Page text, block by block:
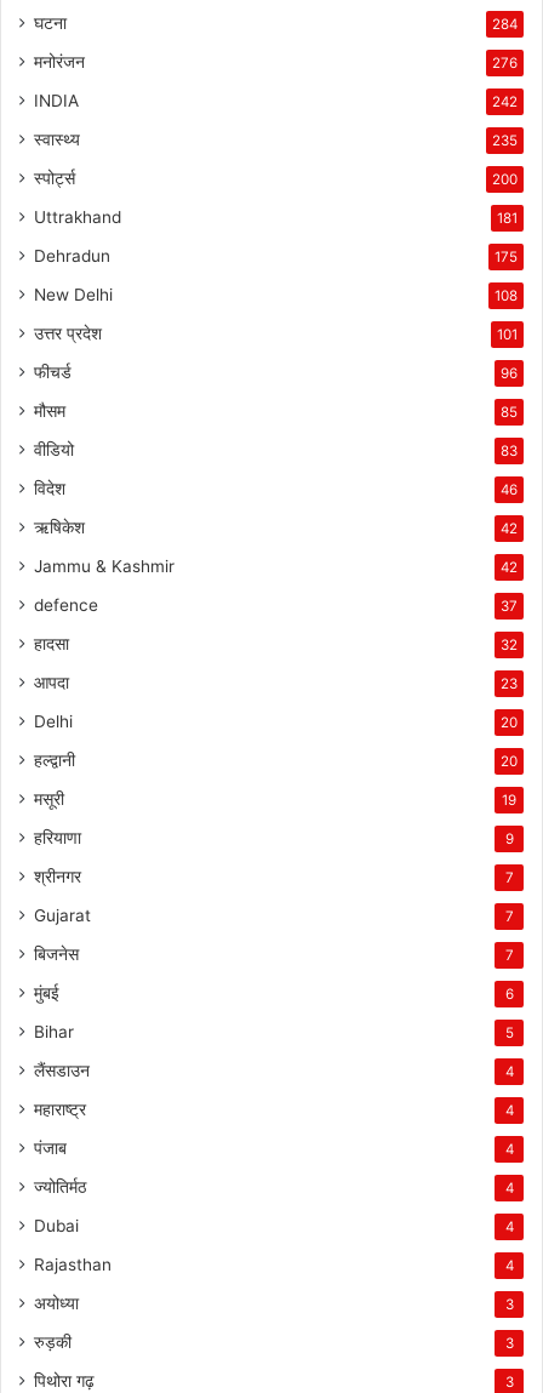
घटना 284
मनोरंजन 276
INDIA 242
स्वास्थ्य 235
स्पोर्ट्स 200
Uttrakhand 181
Dehradun 175
New Delhi 108
उत्तर प्रदेश 101
फीचर्ड 96
मौसम 85
वीडियो 83
विदेश 46
ऋषिकेश 42
Jammu & Kashmir 42
defence 37
हादसा 32
आपदा 23
Delhi 20
हल्द्वानी 20
मसूरी 19
हरियाणा 9
श्रीनगर 7
Gujarat 7
बिजनेस 7
मुंबई 6
Bihar 5
लैंसडाउन 4
महाराष्ट्र 4
पंजाब 4
ज्योतिर्मठ 4
Dubai 4
Rajasthan 4
अयोध्या 3
रुड़की 3
पिथोरा गढ़ 3